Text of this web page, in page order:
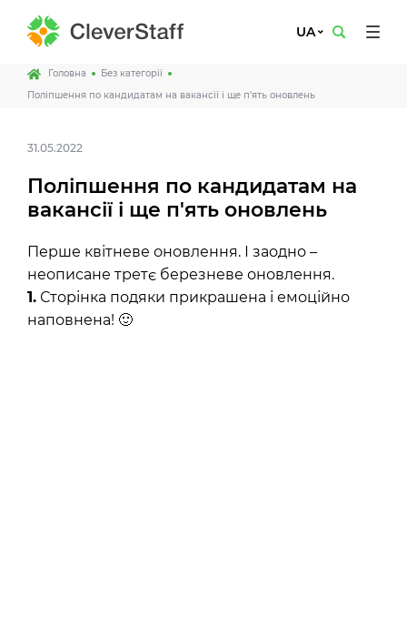
UA
Головна
Без категорії
Поліпшення по кандидатам на вакансії і ще п'ять оновлень
31.05.2022
Поліпшення по кандидатам на
вакансії і ще п'ять оновлень
Перше квітневе оновлення. І заодно –
неописане третє березневе оновлення.
1. Сторінка подяки прикрашена і емоційно
наповнена! 🙂